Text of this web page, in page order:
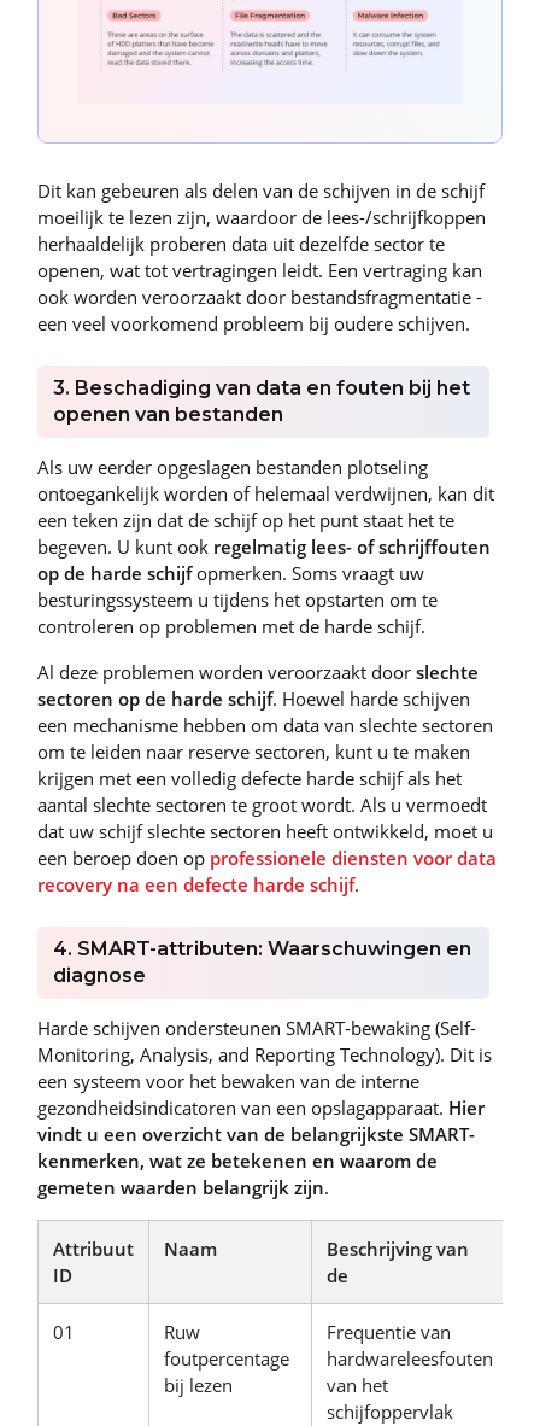
Dit kan gebeuren als delen van de schijven in de schijf
moeilijk te lezen zijn, waardoor de lees-/schrijfkoppen
herhaaldelijk proberen data uit dezelfde sector te
openen, wat tot vertragingen leidt. Een vertraging kan
ook worden veroorzaakt door bestandsfragmentatie -
een veel voorkomend probleem bij oudere schijven.
3. Beschadiging van data en fouten bij het
openen van bestanden
Als uw eerder opgeslagen bestanden plotseling
ontoegankelijk worden of helemaal verdwijnen, kan dit
een teken zijn dat de schijf op het punt staat het te
begeven. U kunt ook regelmatig lees- of schrijffouten
op de harde schijfopmerken. Soms vraagt uw
besturingssysteem u tijdens het opstarten om te
controleren op problemen met de harde schijf.
Al deze problemen worden veroorzaakt door slechte
sectoren op de harde schijf. Hoewel harde schijven
een mechanisme hebben om data van slechte sectoren
om te leiden naar reserve sectoren, kunt u te maken
krijgen met een volledig defecte harde schijf als het
aantal slechte sectoren te groot wordt. Als u vermoedt
dat uw schijf slechte sectoren heeft ontwikkeld, moet u
een beroep doen op professionele diensten voor data
recovery na een defecte harde schijf.
4. SMART-attributen: Waarschuwingen en
diagnose
Harde schijven ondersteunen SMART-bewaking (Self-
Monitoring, Analysis, and Reporting Technology). Dit is
een systeem voor het bewaken van de interne
gezondheidsindicatoren van een opslagapparaat. Hier
vindt u een overzicht van de belangrijkste SMART-
kenmerken, wat ze betekenen en waarom de
gemeten waarden belangrijk zijn.
Attribuut
ID
Naam
Beschrijving van
de
01
Ruw
foutpercentage
bij lezen
Frequentie van
hardwareleesfouten
van het
schijfoppervlak